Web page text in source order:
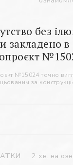
без
закладено в
№15024 точно
за
2 хв. на